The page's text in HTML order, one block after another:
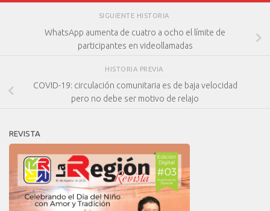
SIGUIENTE HISTORIA
WhatsApp aumenta de cuatro a ocho el límite de
participantes en videollamadas
HISTORIA PREVIA
COVID-19: circulación comunitaria es de baja velocidad
pero no debe ser motivo de relajo
REVISTA